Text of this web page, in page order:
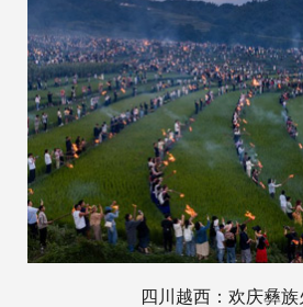
四川越西：欢庆彝